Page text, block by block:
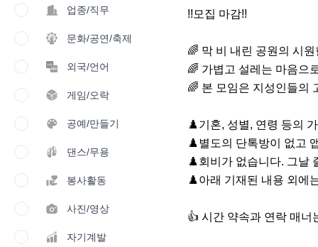
업종/직무
문화/공연/축제
외국/언어
게임/오락
공예/만들기
댄스/무용
봉사활동
사진/영상
자기계발
!!모집 마감!!
🌈 막 비 내린 공원의 시
🌈 가볍고 설레는 마음으
🌈 본 모임은 지성인들의
♟️기혼, 성별, 연령 등의
♟️별도의 단톡방이 없고
♟️회비가 없습니다. 그날
♟️아래 기재된 내용 외에
👍 시간 약속과 연락 매너